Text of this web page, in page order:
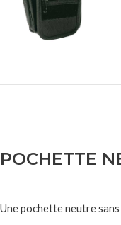
POCHETTE
Une pochette neutre